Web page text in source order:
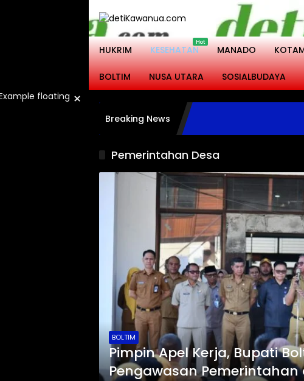
HUKRIM
KESEHATAN MANADO
BOLTIM NUSA UTARA SOSIALBUDAYA
×
Breaking News
Pemerintahan Desa
BOLTIM
Pimpin Apel Kerja, Bupati
Pengawasan Pemerintahan